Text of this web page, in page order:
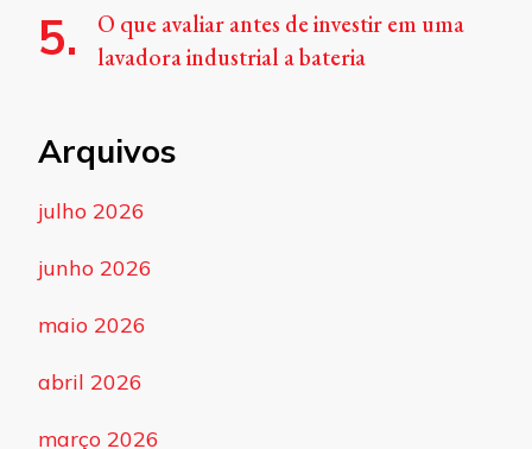
O que avaliar antes de investir em uma
lavadora industrial a bateria
Arquivos
julho 2026
junho 2026
maio 2026
abril 2026
março 2026